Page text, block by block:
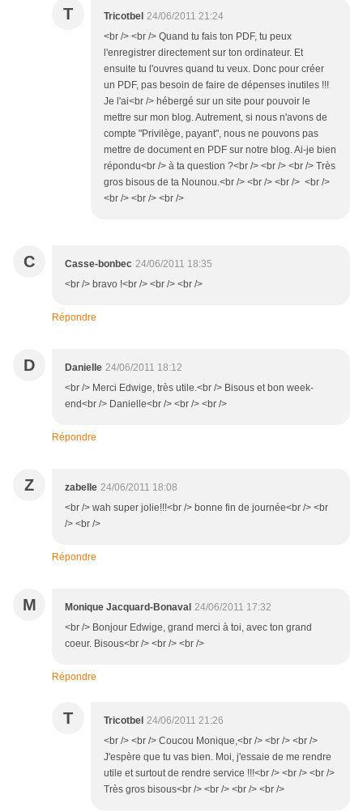
T Tricotbel 24/06/2011 21:24
<br /> <br /> Quand tu fais ton PDF, tu peux
l'enregistrer directement sur ton ordinateur. Et
ensuite tu l'ouvres quand tu veux. Donc pour créer
un PDF, pas besoin de faire de dépenses inutiles !!!
Je l'ai<br /> hébergé sur un site pour pouvoir le
mettre sur mon blog. Autrement, si nous n'avons de
compte "Privilège, payant", nous ne pouvons pas
mettre de document en PDF sur notre blog. Ai-je bien
répondu<br /> à ta question ?<br /> <br /> <br /> Très
gros bisous de ta Nounou.<br /> <br /> <br /> <br />
<br /> <br /> <br />
C Casse-bonbec 24/06/2011 18:35
<br /> bravo !<br /> <br /> <br />
Répondre
D Danielle 24/06/2011 18:12
<br /> Merci Edwige, très utile.<br /> Bisous et bon week-
end<br /> Danielle<br /> <br /> <br />
Répondre
Z zabelle 24/06/2011 18:08
<br /> wah super jolie!!!<br /> bonne fin de journée<br /> <br
/> <br />
Répondre
M Monique Jacquard-Bonaval 24/06/2011 17:32
<br /> Bonjour Edwige, grand merci à toi, avec ton grand
coeur. Bisous<br /> <br /> <br />
Répondre
T Tricotbel 24/06/2011 21:26
<br /> <br /> Coucou Monique,<br /> <br /> <br />
J'espère que tu vas bien. Moi, j'essaie de me rendre
utile et surtout de rendre service !!!<br /> <br /> <br />
Très gros bisous<br /> <br /> <br /> <br />